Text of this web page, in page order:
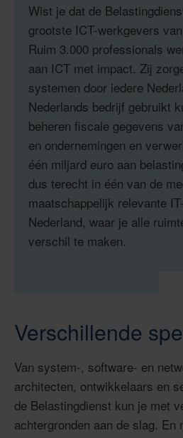
Wist je dat de
grootste ICT-werkgevers
Ruim 3.000 professionals
aan ICT met impact. Zij
systemen door iedere
Nederlands bedrijf gebruikt
beheren fiscale gegevens
en ondernemingen en
één miljard euro aan
dus terecht in één van de
maatschappelijk relevante
Nederland, waar je alle
verschil te maken.
Verschillende
Van system-, software- en
architecten, ontwikkelaars en
de Belastingdienst kun je met
achtergronden aan de slag. En